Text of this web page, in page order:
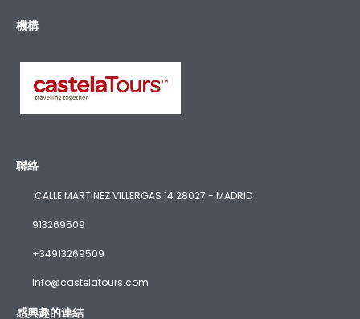
機構
聯絡
CALLE MARTINEZ VILLERGAS 14 28027 - MADRID
913269509
+34913269509
info@castelatours.com
感興趣的連結